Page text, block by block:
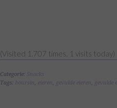
(Visited 1.707 times, 1 visits today)
Categorie:
Snacks
Tags: boursin , eieren , gevulde eieren , gevulde